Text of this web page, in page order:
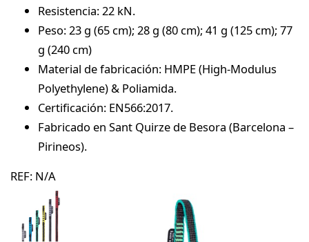
Resistencia: 22 kN.
Peso: 23 g (65 cm); 28 g (80 cm); 41 g (125 cm); 77
g (240 cm)
Material de fabricación: HMPE (High-Modulus
Polyethylene) & Poliamida.
Certificación: EN566:2017.
Fabricado en Sant Quirze de Besora (Barcelona –
Pirineos).
REF: N/A